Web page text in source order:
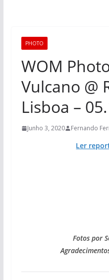
PHOTO
WOM
Vulcano @
Lisboa –
Junho 3, 2020 Fernando
Ler
Fotos por